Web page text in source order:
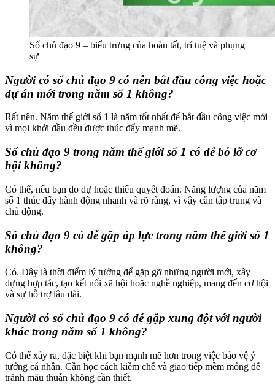
Số chủ đạo 9 – biểu trưng của hoàn tất, trí tuệ và phụng
sự
Người có số chủ đạo 9 có nên bắt đầu công việc hoặc
dự án mới trong năm số 1 không?
Rất nên. Năm thế giới số 1 là năm tốt nhất để bắt đầu công việc mới
vì mọi khởi đầu đều được thúc đẩy mạnh mẽ.
Số chủ đạo 9 trong năm thế giới số 1 có dễ bỏ lỡ cơ
hội không?
Có thể, nếu bạn do dự hoặc thiếu quyết đoán. Năng lượng của năm
số 1 thúc đẩy hành động nhanh và rõ ràng, vì vậy cần tập trung và
chủ động.
Số chủ đạo 9 có dễ gặp áp lực trong năm thế giới số 1
không?
Có. Đây là thời điểm lý tưởng để gặp gỡ những người mới, xây
dựng hợp tác, tạo kết nối xã hội hoặc nghề nghiệp, mang đến cơ hội
và sự hỗ trợ lâu dài.
Người có số chủ đạo 9 có dễ gặp xung đột với người
khác trong năm số 1 không?
Có thể xảy ra, đặc biệt khi bạn mạnh mẽ hơn trong việc bảo vệ ý
tưởng cá nhân. Cần học cách kiềm chế và giao tiếp mềm mỏng để
tránh mâu thuẫn không cần thiết.